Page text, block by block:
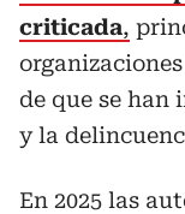
criticada,
de que se han
y la
En 2025 las